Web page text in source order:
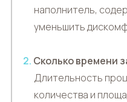
наполнитель,
уменьшить
2. Сколько времени
Длительность
количества и